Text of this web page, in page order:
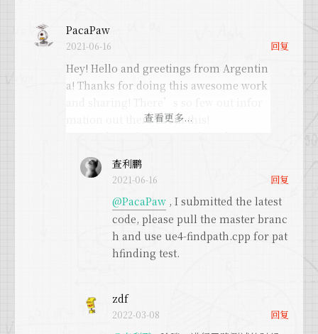
The problem I think is in the server sid
e! I want to calculate some paths in the
server with the navmesh obtained with
your plugin.
For that, I was thinking about doing thi
and Deserialize it, like in this function
https://github.com/hxhb/ue4-recast-det
our/blob/master/UE4RecastHelper.cpp#
3) Convert the Origin and Destination p
oints from Unreal2Recast using functio
ecastHelper.cpp#L283
4) Calculate the path
PacaPaw
2021-06-16 回复
Hey! Hello and greetings from Argentin
a! Thanks for doing this awesome work
and sharing! There’s so few out infor
mation out there about this!
nto my UE4 project, and everything unt
il now seems fine. I can extract the Nav
Mesh easily and then I run the tests wit
h ue4-detour.exe and all the valid and i
nvalid points are OK, the same ones I o
btain when projecting them inside the
e! I want to calculate some paths in the
查利鹏
2021-06-16 回复
@PacaPaw, I submitted the latest
code, please pull the master branc
h and use ue4-findpath.cpp for pat
hfinding test.
zdf
2022-03-08 回复